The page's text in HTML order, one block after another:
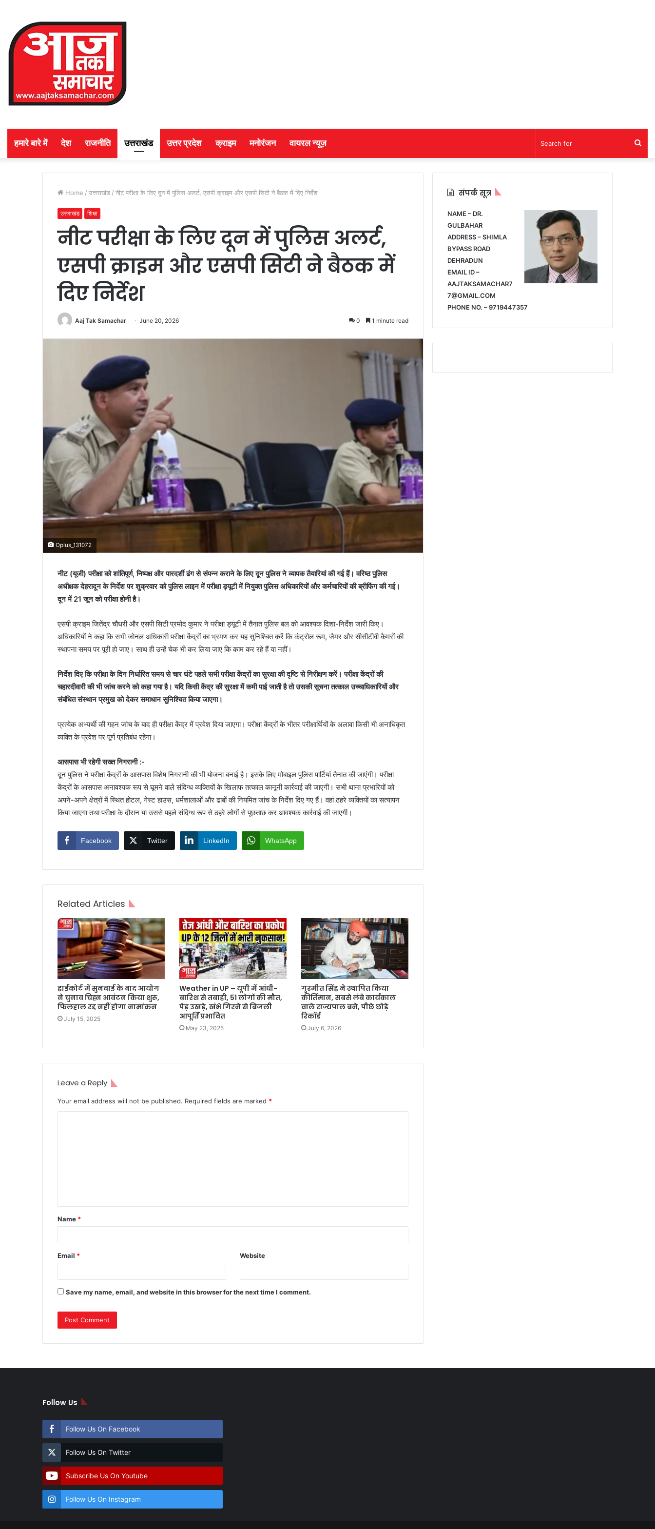
हमारे बारे में देश राजनीति उत्तराखंड उत्तर प्रदेश क्राइम मनोरंजन वायरल न्यूज़
Home / उत्तराखंड / नीट परीक्षा के लिए दून में पुलिस अलर्ट, एसपी क्राइम और एसपी सिटी ने बैठक में दिए निर्देश
उत्तराखंड शिक्षा
नीट परीक्षा के लिए दून में पुलिस अलर्ट,
एसपी क्राइम और एसपी सिटी ने बैठक में
दिए निर्देश
Aaj Tak Samachar June 20, 2026 0 1 minute read
Oplus_131072
नीट (यूजी) परीक्षा को शांतिपूर्ण, निष्पक्ष और पारदर्शी ढंग से संपन्न कराने के लिए दून पुलिस ने व्यापक तैयारियां की गई हैं। वरिष्ठ पुलिस
अधीक्षक देहरादून के निर्देश पर शुक्रवार को पुलिस लाइन में परीक्षा ड्यूटी में नियुक्त पुलिस अधिकारियों और कर्मचारियों की ब्रीफिंग की गई।
दून में 21 जून को परीक्षा होनी है।
एसपी क्राइम जितेंद्र चौधरी और एसपी सिटी प्रमोद कुमार ने परीक्षा ड्यूटी में तैनात पुलिस बल को आवश्यक दिशा-निर्देश जारी किए।
अधिकारियों ने कहा कि सभी जोनल अधिकारी परीक्षा केंद्रों का भ्रमण कर यह सुनिश्चित करें कि कंट्रोल रूम, जैमर और सीसीटीवी कैमरों की
स्थापना समय पर पूरी हो जाए। साथ ही उन्हें चेक भी कर लिया जाए कि काम कर रहे हैं या नहीं।
निर्देश दिए कि परीक्षा के दिन निर्धारित समय से चार घंटे पहले सभी परीक्षा केंद्रों का सुरक्षा की दृष्टि से निरीक्षण करें। परीक्षा केंद्रों की
चहारदीवारी की भी जांच करने को कहा गया है। यदि किसी केंद्र की सुरक्षा में कमी पाई जाती है तो उसकी सूचना तत्काल उच्चाधिकारियों और
संबंधित संस्थान प्रमुख को देकर समाधान सुनिश्चित किया जाएगा।
प्रत्येक अभ्यर्थी की गहन जांच के बाद ही परीक्षा केंद्र में प्रवेश दिया जाएगा। परीक्षा केंद्रों के भीतर परीक्षार्थियों के अलावा किसी भी अनाधिकृत
व्यक्ति के प्रवेश पर पूर्ण प्रतिबंध रहेगा।
आसपास भी रहेगी सख्त निगरानी :-
दून पुलिस ने परीक्षा केंद्रों के आसपास विशेष निगरानी की भी योजना बनाई है। इसके लिए मोबाइल पुलिस पार्टियां तैनात की जाएंगी। परीक्षा
केंद्रों के आसपास अनावश्यक रूप से घूमने वाले संदिग्ध व्यक्तियों के खिलाफ तत्काल कानूनी कार्रवाई की जाएगी। सभी थाना प्रभारियों को
अपने-अपने क्षेत्रों में स्थित होटल, गेस्ट हाउस, धर्मशालाओं और ढाबों की नियमित जांच के निर्देश दिए गए हैं। वहां ठहरे व्यक्तियों का सत्यापन
किया जाएगा तथा परीक्षा के दौरान या उससे पहले संदिग्ध रूप से ठहरे लोगों से पूछताछ कर आवश्यक कार्रवाई की जाएगी।
Facebook Twitter LinkedIn WhatsApp
Related Articles
हाईकोर्ट में सुनवाई के बाद आयोग
ने चुनाव चिह्न आवंटन किया शुरू,
फिलहाल रद्द नहीं होगा नामांकन
July 15, 2025
Weather in UP – यूपी में आंधी-
बारिश से तबाही, 51 लोगों की मौत,
पेड़ उखड़े, खंभे गिरने से बिजली
आपूर्ति प्रभावित
May 23, 2025
गुरमीत सिंह ने स्थापित किया
कीर्तिमान, सबसे लंबे कार्यकाल
वाले राज्यपाल बने, पीछे छोड़े
रिकॉर्ड
July 6, 2026
Leave a Reply
Your email address will not be published. Required fields are marked *
t
*
Name *
Email * Website
Save my name, email, and website in this browser for the next time I comment.
संपर्क सूत्र
NAME – DR.
GULBAHAR
ADDRESS – SHIMLA
BYPASS ROAD
DEHRADUN
EMAIL ID –
AAJTAKSAMACHAR7
7@GMAIL.COM
PHONE NO. – 9719447357
Follow Us
Follow Us On Facebook
Follow Us On Twitter
Subscribe Us On Youtube
Follow Us On Instagram